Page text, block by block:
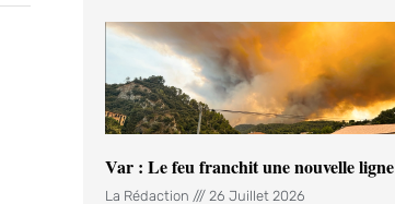
Var : Le feu franchit une nouvelle ligne
La Rédaction 26 Juillet 2026